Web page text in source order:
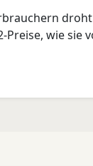
wie